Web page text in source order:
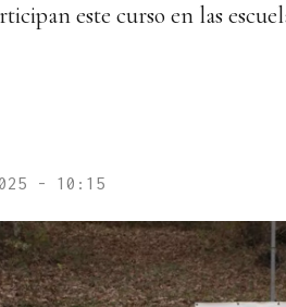
este curso en las
- 10:15